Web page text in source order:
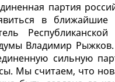
партия
в ближайшие
Владимир
сильную
Мы считаем, что